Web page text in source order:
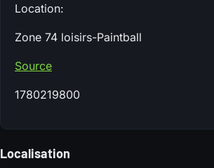
Location:
Zone 74 loisirs-Paintball
Source
1780219800
Localisation